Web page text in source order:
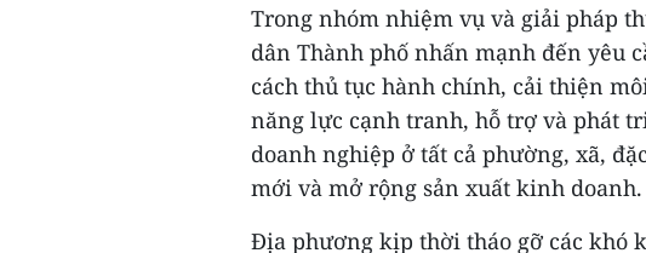
Trong nhóm nhiệm vụ và giải pháp
dân Thành phố nhấn mạnh đến yêu
cách thủ tục hành chính, cải thiện
năng lực cạnh tranh, hỗ trợ và phát
doanh nghiệp ở tất cả phường, xã,
mới và mở rộng sản xuất kinh doanh.
Địa phương kịp thời tháo gỡ các khó